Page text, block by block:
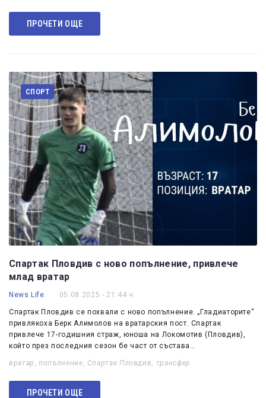
ПРОЧЕТИ ОЩЕ
СПОРТ
Спартак Пловдив с ново попълнение, привлече
млад вратар
News Life 05.08.2025 - 21:44 ч.
Спартак Пловдив се похвали с ново попълнение. „Гладиаторите“
привлякоха Берк Алимолов на вратарския пост. Спартак
привлече 17-годишния страж, юноша на Локомотив (Пловдив),
който през последния сезон бе част от състава…
вратар ,попълнение, Спартак Пловдив, трансфер
ПРОЧЕТИ ОЩЕ